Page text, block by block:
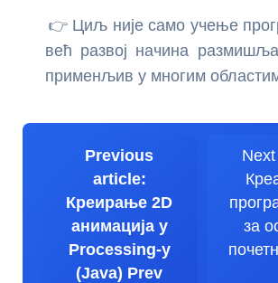
👉 Циљ није само учење
већ развој начина
применљив у многим
Previous
article:
Креирање 2D
анимација у
Processing-у
(Java) Prev
за